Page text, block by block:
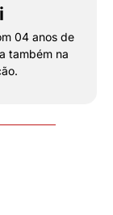
04 anos de
também na